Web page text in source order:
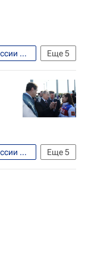
Еще5
Вторая часть доклада независимой комиссии WADA обнародована 14 января 2016 года
Еще5
Вторая часть доклада независимой комиссии WADA обнародована 14 января 2016 года